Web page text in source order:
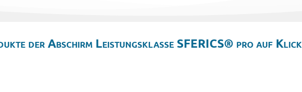
der Abschirm Leistungsklasse SFERICS® pro auf Klick